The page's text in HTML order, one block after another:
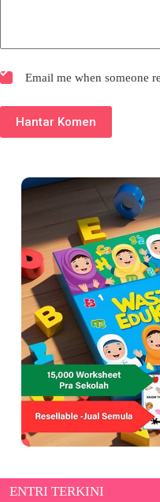
Email me when someone
Hantar Komen
ENTRI TERKINI